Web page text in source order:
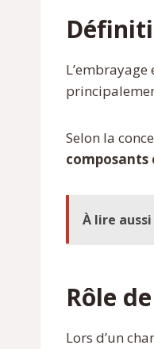
Selon la
À lire aussi
Rôle
Lors d’un